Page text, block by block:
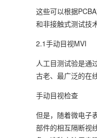
这些可以根据
和非接触式测试技
2.1手动目视MVI
人工目测试验是通
古老、最广泛的在
手动目视检查
但是，随着微电子
部件的相互隔断视